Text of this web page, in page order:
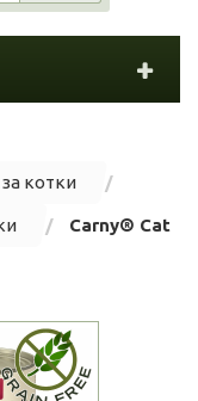
котки
Carny® Cat